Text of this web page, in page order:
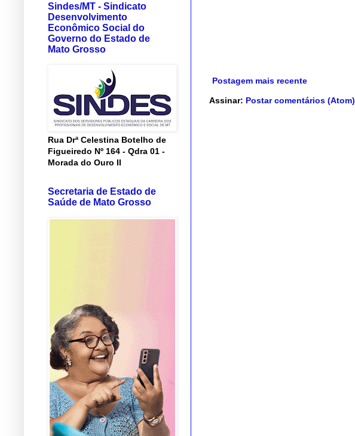
Postagem mais recente
Assinar: Postar comentários (Atom)
Sindes/MT - Sindicato
Desenvolvimento
Econômico Social do
Governo do Estado de
Mato Grosso
Rua Drª Celestina Botelho de
Figueiredo Nº 164 - Qdra 01 -
Morada do Ouro II
Secretaria de Estado de
Saúde de Mato Grosso